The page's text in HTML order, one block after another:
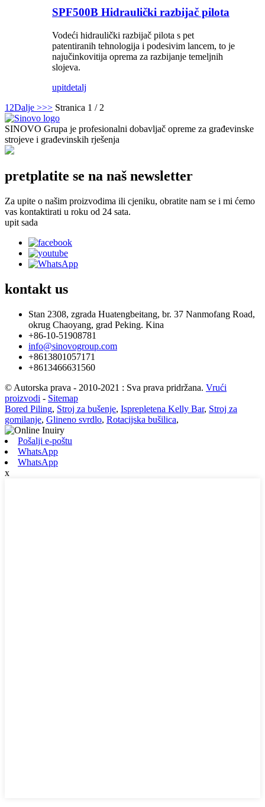
SPF500B Hidraulički razbijač pilota
Vodeći hidraulički razbijač pilota s pet
patentiranih tehnologija i podesivim lancem, to je
najučinkovitija oprema za razbijanje temeljnih
slojeva.
upitdetalj
1 2Dalje >>> Stranica 1 / 2
SINOVO Grupa je profesionalni dobavljač opreme za građevinske
strojeve i građevinskih rješenja
pretplatite se na naš newsletter
Za upite o našim proizvodima ili cjeniku, obratite nam se i mi ćemo
vas kontaktirati u roku od 24 sata.
upit sada
kontakt us
Stan 2308, zgrada Huatengbeitang, br. 37 Nanmofang Road,
okrug Chaoyang, grad Peking. Kina
+86-10-51908781
info@sinovogroup.com
+8613801057171
+8613466631560
© Autorska prava - 2010-2021 : Sva prava pridržana. Vrući
proizvodi - Sitemap
Bored Piling, Stroj za bušenje, Isprepletena Kelly Bar, Stroj za
gomilanje, Glineno svrdlo, Rotacijska bušilica,
Pošalji e-poštu
WhatsApp
WhatsApp
x